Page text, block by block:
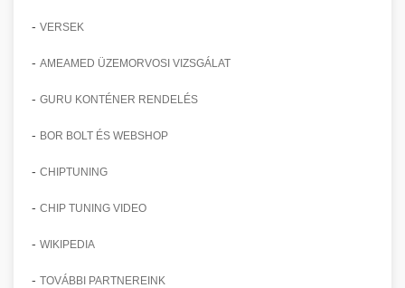
- VERSEK
- AMEAMED ÜZEMORVOSI VIZSGÁLAT
- GURU KONTÉNER RENDELÉS
- BOR BOLT ÉS WEBSHOP
- CHIPTUNING
- CHIP TUNING VIDEO
- WIKIPEDIA
- TOVÁBBI PARTNEREINK